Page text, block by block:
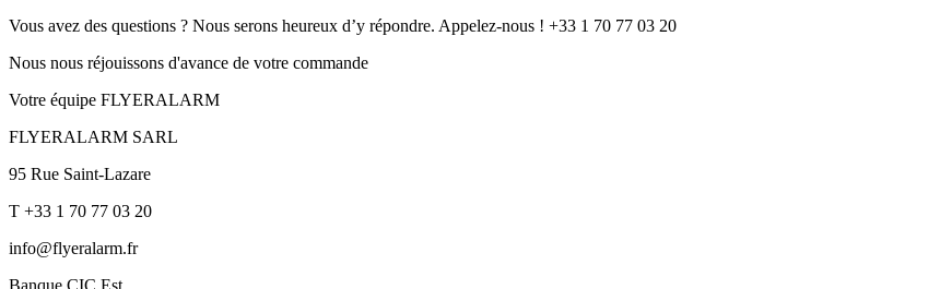
Vous avez des questions ? Nous serons heureux d’y répondre. Appelez-nous ! +33 1 70 77 03 20
Nous nous réjouissons d'avance de votre commande
Votre équipe FLYERALARM
FLYERALARM SARL
95 Rue Saint-Lazare
T +33 1 70 77 03 20
info@flyeralarm.fr